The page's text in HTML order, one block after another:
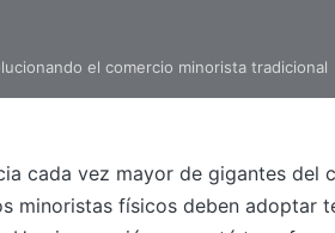
el comercio minorista tradicional
cada vez mayor de gigantes del
minoristas físicos deben adoptar